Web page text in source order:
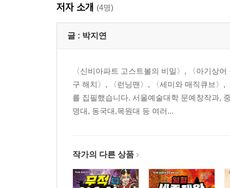
저자 소개 (4명)
글 : 박지연
〈신비아파트 고스트볼의 비밀〉, 〈아기상
구 해치〉, 〈런닝맨〉, 〈세미와 매직큐브〉
를 집필했습니다. 서울예술대학 문예창작과,
명대, 동국대,목원대 등 여러...
작가의 다른 상품